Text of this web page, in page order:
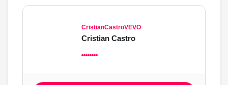
CristianCastroVEVO
Cristian Castro